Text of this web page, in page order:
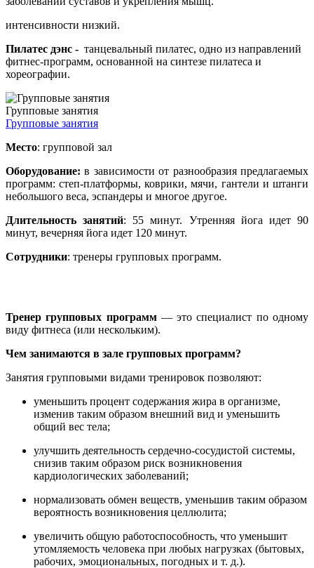
интенсивности низкий.
Пилатес дэнс - танцевальный пилатес, одно из направлений
фитнес-программ, основанной на синтезе пилатеса и
хореографии.
Групповые занятия
Групповые занятия
Место: групповой зал
Оборудование: в зависимости от разнообразия предлагаемых
программ: степ-платформы, коврики, мячи, гантели и штанги
небольшого веса, эспандеры и многое другое.
Длительность занятий: 55 минут. Утренняя йога идет 90
минут, вечерняя йога идет 120 минут.
Сотрудники: тренеры групповых программ.
Тренер групповых программ— это специалист по одному
виду фитнеса (или нескольким).
Чем занимаются в зале групповых программ?
Занятия групповыми видами тренировок позволяют:
уменьшить процент содержания жира в организме,
изменив таким образом внешний вид и уменьшить
общий вес тела;
улучшить деятельность сердечно-сосудистой системы,
снизив таким образом риск возникновения
кардиологических заболеваний;
нормализовать обмен веществ, уменьшив таким образом
вероятность возникновения целлюлита;
увеличить общую работоспособность, что уменьшит
утомляемость человека при любых нагрузках (бытовых,
рабочих, эмоциональных, погодных и т. д.).